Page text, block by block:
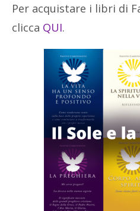
Per acquistare i libri di
clicca QUI.